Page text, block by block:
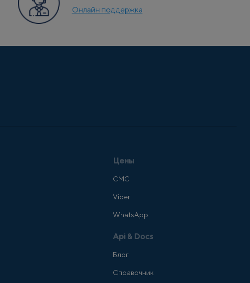
Онлайн поддержка
Цены
СМС
Viber
WhatsApp
Api & Docs
Блог
Справочник